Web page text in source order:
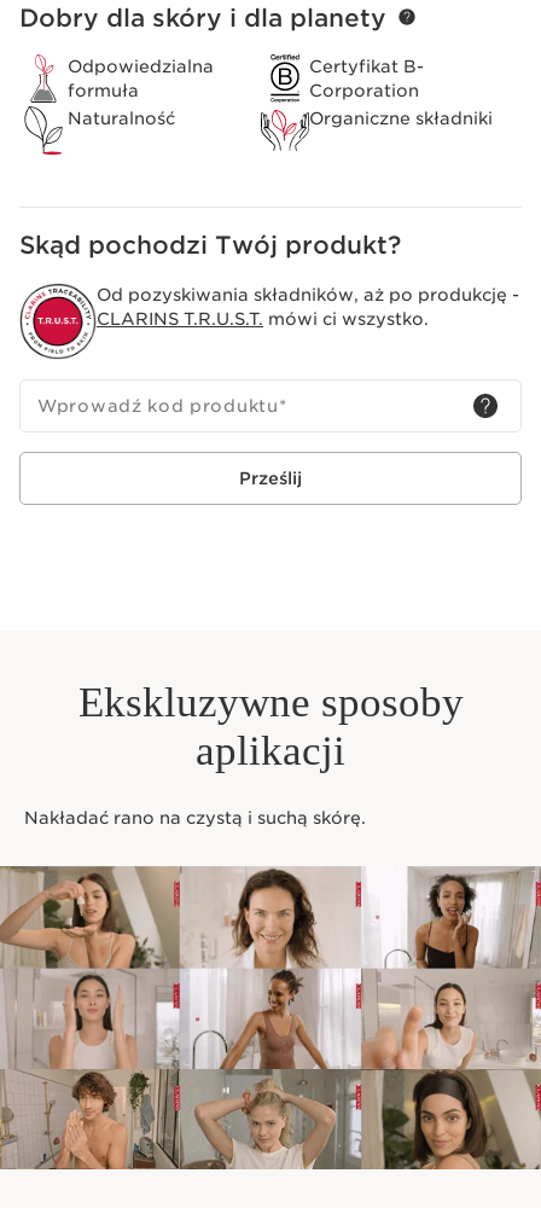
niedoskonałości PURE-RESET
PRZEJDŹ DO TREŚCI
Dobry dla skóry i dla planety
Odpowiedzialna
formuła
Certyfikat B-
Corporation
Naturalność
Organiczne składniki
Skąd pochodzi Twój produkt?
Od pozyskiwania składników, aż po produkcję -
CLARINS T.R.U.S.T. mówi ci wszystko.
Wprowadź kod produktu*
Prześlij
Ekskluzywne sposoby
aplikacji
Nakładać rano na czystą i suchą skórę.